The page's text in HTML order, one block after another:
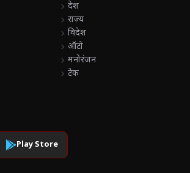
chevron_right देश
chevron_right राज्य
chevron_right विदेश
chevron_right ऑटो
chevron_right मनोरंजन
chevron_right टेक
Play Store